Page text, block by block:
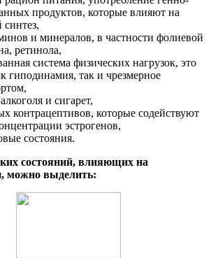
продуктов, которые влияют на
и минералов, в частности фолиевой
ретинола,
система физических нагрузок, это
гиподинамия, так и чрезмерное
и сигарет,
контрацептивов, которые содействуют
эстрогенов,
состояния.
состояний, влияющих на
можно выделить: